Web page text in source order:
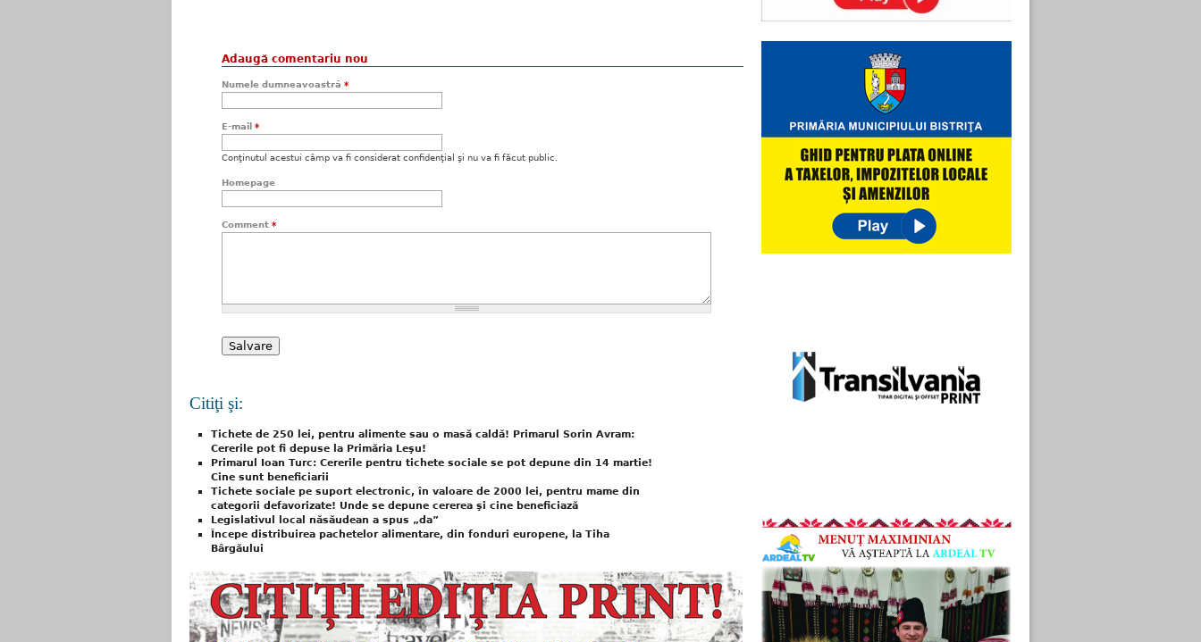
Adaugă comentariu nou
Numele dumneavoastră *
E-mail *
Conţinutul acestui câmp va fi considerat confidenţial şi nu va fi făcut public.
Homepage
Comment *
Citiţi şi:
Tichete de 250 lei, pentru alimente sau o masă caldă! Primarul Sorin Avram:
Cererile pot fi depuse la Primăria Leşu!
Primarul Ioan Turc: Cererile pentru tichete sociale se pot depune din 14 martie!
Cine sunt beneficiarii
Tichete sociale pe suport electronic, în valoare de 2000 lei, pentru mame din
categorii defavorizate! Unde se depune cererea şi cine beneficiază
Legislativul local năsăudean a spus „da”
Începe distribuirea pachetelor alimentare, din fonduri europene, la Tiha
Bârgăului